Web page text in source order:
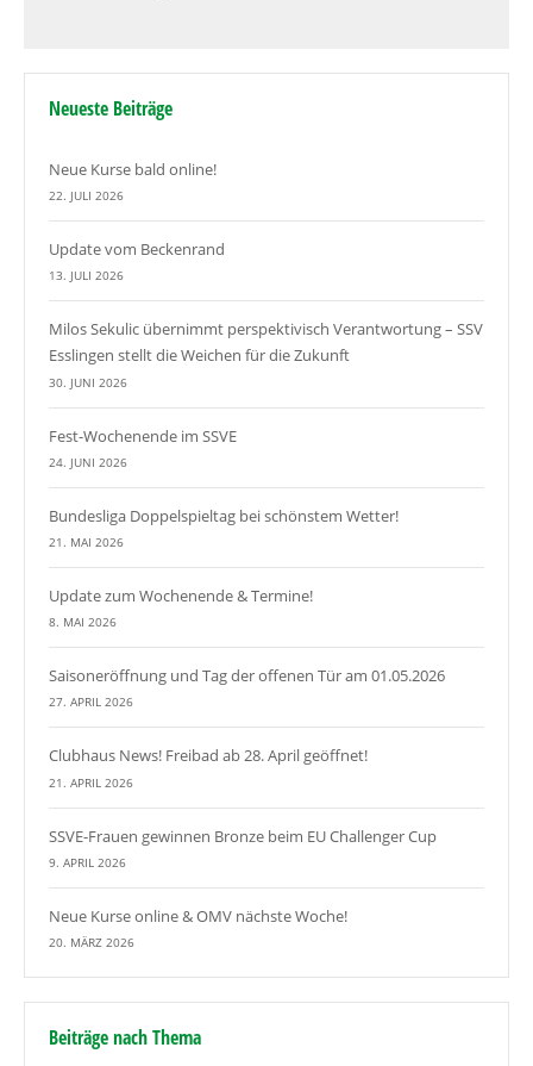
Neueste Beiträge
Neue Kurse bald online!
22. JULI 2026
Update vom Beckenrand
13. JULI 2026
Milos Sekulic übernimmt perspektivisch Verantwortung – SSV
Esslingen stellt die Weichen für die Zukunft
30. JUNI 2026
Fest-Wochenende im SSVE
24. JUNI 2026
Bundesliga Doppelspieltag bei schönstem Wetter!
21. MAI 2026
Update zum Wochenende & Termine!
8. MAI 2026
Saisoneröffnung und Tag der offenen Tür am 01.05.2026
27. APRIL 2026
Clubhaus News! Freibad ab 28. April geöffnet!
21. APRIL 2026
SSVE-Frauen gewinnen Bronze beim EU Challenger Cup
9. APRIL 2026
Neue Kurse online & OMV nächste Woche!
20. MÄRZ 2026
Beiträge nach Thema